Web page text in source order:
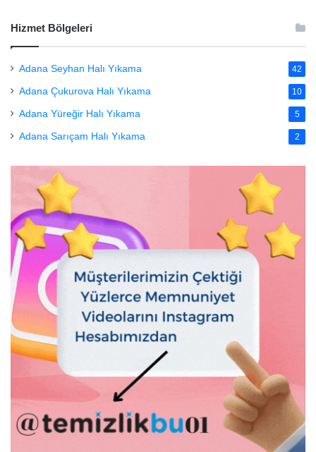
Hizmet Bölgeleri
Adana Seyhan Halı Yıkama 42
Adana Çukurova Halı Yıkama 10
Adana Yüreğir Halı Yıkama 5
Adana Sarıçam Halı Yıkama 2